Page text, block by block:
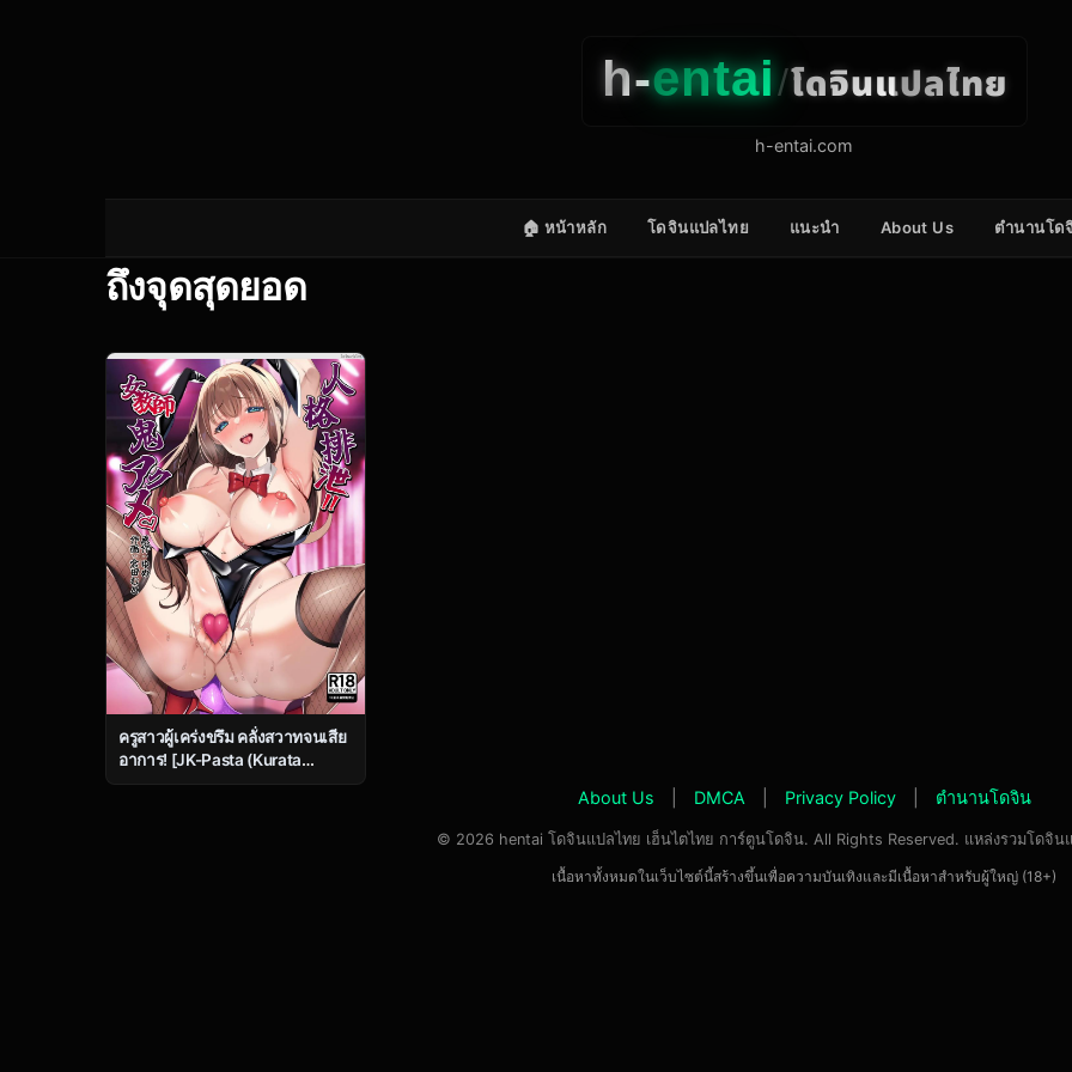
h-entai/โดจินแปลไทย
h-entai.com
🏠 หน้าหลัก โดจินแปลไทย แนะนำ About Us ตำนานโด
ถึงจุดสุดยอด
ครูสาวผู้เคร่งขรึม คลั่งสวาทจนเสีย
อาการ! [JK-Pasta (Kurata
Muto)] Jinkaku Haisetsu!!
About Us DMCA Privacy Policy ตำนานโดจิน
© 2026 hentai โดจินแปลไทย เฮ็นไตไทย การ์ตูนโดจิน. All Rights Reserved. แหล่งรวมโดจิน
เนื้อหาทั้งหมดในเว็บไซต์นี้สร้างขึ้นเพื่อความบันเทิงและมีเนื้อหาสำหรับผู้ใหญ่ (18+)